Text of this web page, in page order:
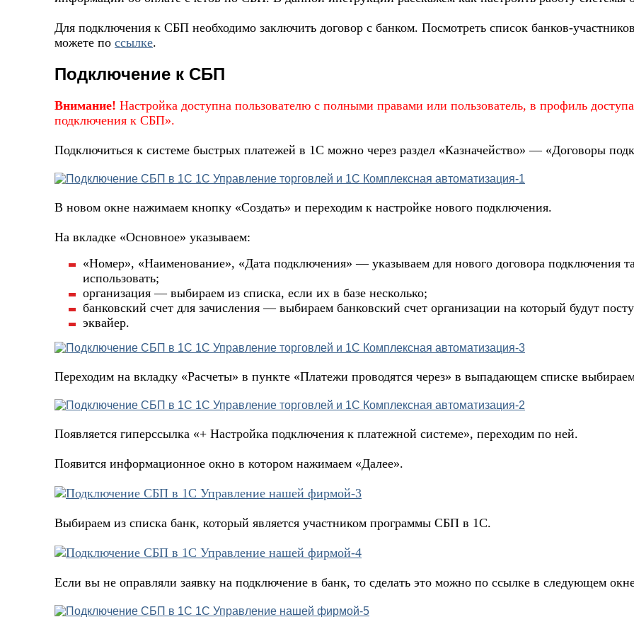
Для подключения к СБП необходимо заключить договор с банком. Посмотреть список банков-
можете по ссылке.
Подключение к СБП
Внимание! Настройка доступна пользователю с полными правами или пользователь, в профиль
подключения к СБП».
Подключиться к системе быстрых платежей в 1С можно через раздел «Казначейство» — «Договоры
В новом окне нажимаем кнопку «Создать» и переходим к настройке нового подключения.
На вкладке «Основное» указываем:
«Номер», «Наименование», «Дата подключения» — указываем для нового договора подключения
использовать;
организация — выбираем из списка, если их в базе несколько;
банковский счет для зачисления — выбираем банковский счет организации на который будут
эквайер.
Переходим на вкладку «Расчеты» в пункте «Платежи проводятся через» в выпадающем списке
Появляется гиперссылка «+ Настройка подключения к платежной системе», переходим по ней.
Появится информационное окно в котором нажимаем «Далее».
Выбираем из списка банк, который является участником программы СБП в 1С.
Если вы не оправляли заявку на подключение в банк, то сделать это можно по ссылке в следующем